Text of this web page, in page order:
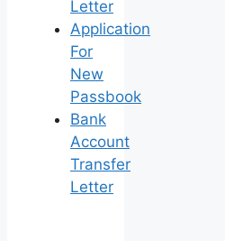
Letter
Application
For
New
Passbook
Bank
Account
Transfer
Letter